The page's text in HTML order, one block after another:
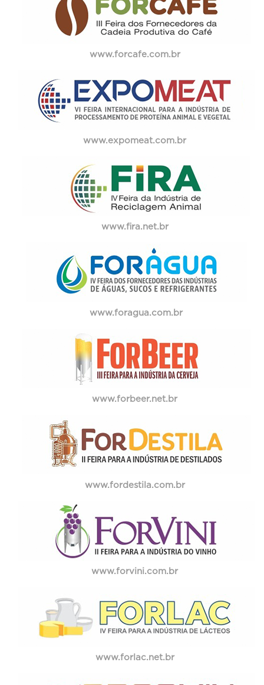
www.forcafe.com.br
www.expomeat.com.br
www.fira.net.br
www.foragua.com.br
www.forbeer.net.br
www.fordestila.com.br
www.forvini.com.br
www.forlac.net.br